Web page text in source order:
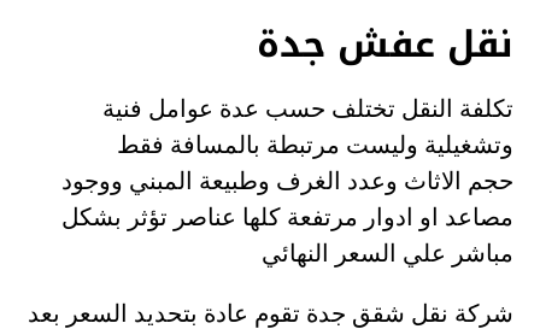
نقل عفش جدة
تكلفة النقل تختلف حسب عدة عوامل فنية
وتشغيلية وليست مرتبطة بالمسافة فقط
حجم الاثاث وعدد الغرف وطبيعة المبني ووجود
مصاعد او ادوار مرتفعة كلها عناصر تؤثر بشكل
مباشر علي السعر النهائي
شركة نقل شقق جدة تقوم عادة بتحديد السعر بعد